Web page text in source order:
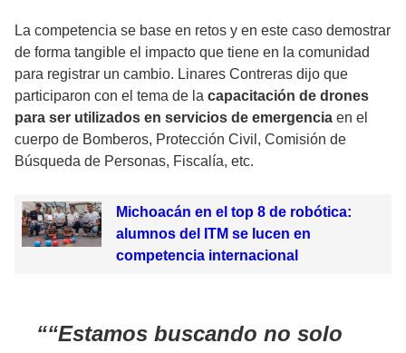
La competencia se base en retos y en este caso demostrar
de forma tangible el impacto que tiene en la comunidad
para registrar un cambio. Linares Contreras dijo que
participaron con el tema de la capacitación de drones
para ser utilizados en servicios de emergencia en el
cuerpo de Bomberos, Protección Civil, Comisión de
Búsqueda de Personas, Fiscalía, etc.
Michoacán en el top 8 de robótica:
alumnos del ITM se lucen en
competencia internacional
“Estamos buscando no solo